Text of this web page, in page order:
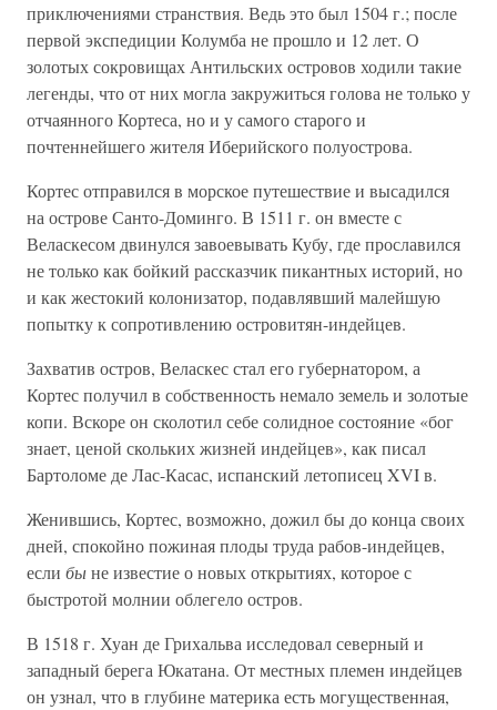
приключениями странствия. Ведь это был 1504 г.; после
первой экспедиции Колумба не прошло и 12 лет. О
золотых сокровищах Антильских островов ходили такие
легенды, что от них могла закружиться голова не только у
отчаянного Кортеса, но и у самого старого и
почтеннейшего жителя Иберийского полуострова.
Кортес отправился в морское путешествие и высадился
на острове Санто-Доминго. В 1511 г. он вместе с
Веласкесом двинулся завоевывать Кубу, где прославился
не только как бойкий рассказчик пикантных историй, но
и как жестокий колонизатор, подавлявший малейшую
попытку к сопротивлению островитян-индейцев.
Захватив остров, Веласкес стал его губернатором, а
Кортес получил в собственность немало земель и золотые
копи. Вскоре он сколотил себе солидное состояние «бог
знает, ценой скольких жизней индейцев», как писал
Бартоломе де Лас-Касас, испанский летописец XVI в.
Женившись, Кортес, возможно, дожил бы до конца своих
дней, спокойно пожиная плоды труда рабов-индейцев,
если быне известие о новых открытиях, которое с
быстротой молнии облегело остров.
В 1518 г. Хуан де Грихальва исследовал северный и
западный берега Юкатана. От местных племен индейцев
он узнал, что в глубине материка есть могущественная,